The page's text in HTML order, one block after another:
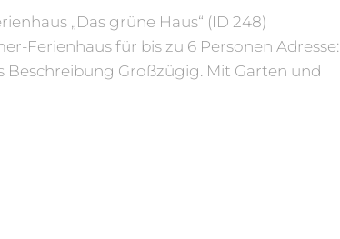
„Das grüne Haus“ (ID 248)
Ferienhaus für bis zu 6 Personen Adresse:
Beschreibung Großzügig. Mit Garten und